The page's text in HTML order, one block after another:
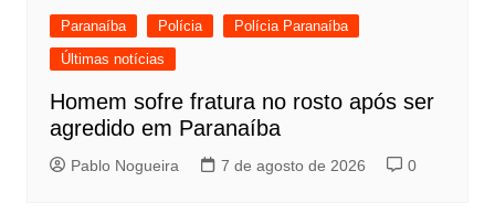
Paranaíba Polícia
Polícia Paranaíba
Últimas notícias
Homem sofre fratura no rosto após ser
agredido em Paranaíba
Pablo Nogueira 7 de agosto de 2026 0